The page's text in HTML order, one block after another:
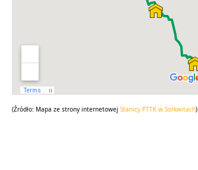
(Źródło: Mapa ze strony internetowej Stanicy PTTK w Sorkwitach)